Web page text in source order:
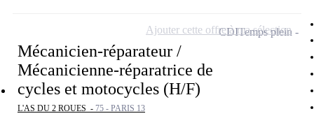
Mécanicien-réparateur /
Mécanicienne-réparatrice de
cycles et motocycles (H/F)
L'AS DU 2 ROUES - 75 - PARIS 13
CDITemps plein
Ajouter cette offre à ma sélection